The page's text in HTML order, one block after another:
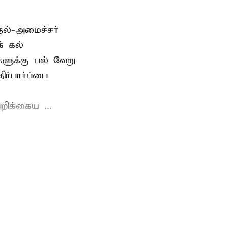
அமைச்சர்
கல்
பல் வேறு
...